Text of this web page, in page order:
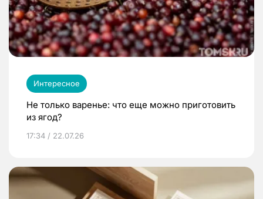
Интересное
Не только варенье: что еще можно приготовить
из ягод?
17:34 / 22.07.26